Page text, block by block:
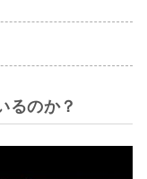
るのか？